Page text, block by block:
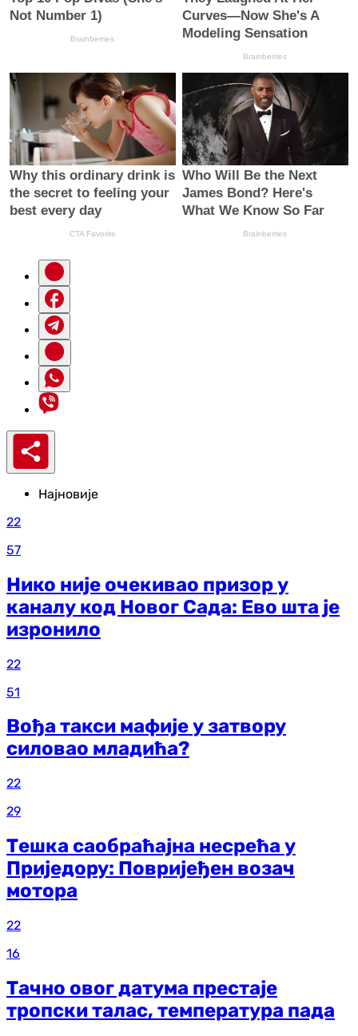
Најновије
22
57
Нико није очекивао призор у
каналу код Новог Сада: Ево шта је
изронило
22
51
Вођа такси мафије у затвору
силовао младића?
22
29
Тешка саобраћајна несрећа у
Приједору: Повријеђен возач
мотора
22
16
Тачно овог датума престаје
тропски талас, температура пада